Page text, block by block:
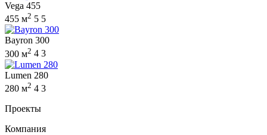
Vega 455
455 м2 5 5
Bayron 300
300 м2 4 3
Lumen 280
280 м2 4 3
Проекты
Компания